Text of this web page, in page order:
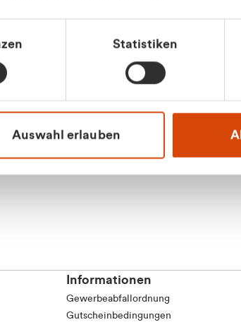
Statistiken
Auswahl erlauben
Informationen
Gewerbeabfallordnung
Gutscheinbedingungen